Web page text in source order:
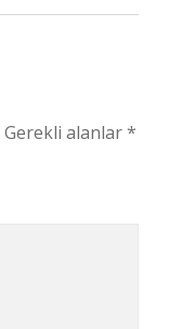
Gerekli alanlar*